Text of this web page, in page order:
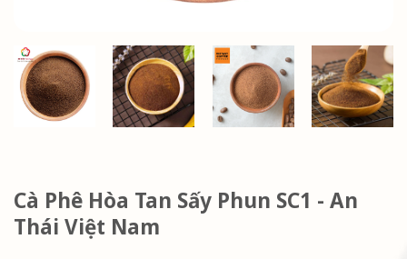
Cà Phê Hòa Tan Sấy Phun SC1 - An
Thái Việt Nam